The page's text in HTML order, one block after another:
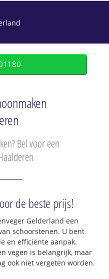
Bel voor een
de beste prijs!
Gelderland een
schoorstenen. U bent
en efficiënte aanpak.
vegen is belangrijk, maar
ook niet vergeten worden.